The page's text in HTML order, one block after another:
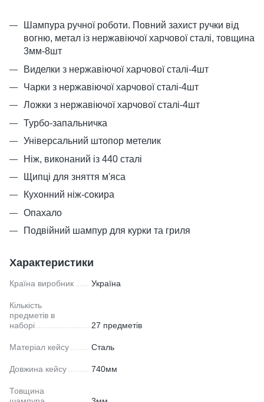
Шампура ручної роботи. Повний захист ручки від
вогню, метал із нержавіючої харчової сталі, товщина
3мм-8шт
Виделки з нержавіючої харчової сталі-4шт
Чарки з нержавіючої харчової сталі-4шт
Ложки з нержавіючої харчової сталі-4шт
Турбо-запальничка
Універсальний штопор метелик
Ніж, виконаний із 440 сталі
Щипці для зняття м'яса
Кухонний ніж-сокира
Опахало
Подвійний шампур для курки та гриля
Характеристики
Країна виробник Україна
Кількість
предметів в
наборі
27 предметів
Матеріал кейсу Сталь
Довжина кейсу 740мм
Товщина